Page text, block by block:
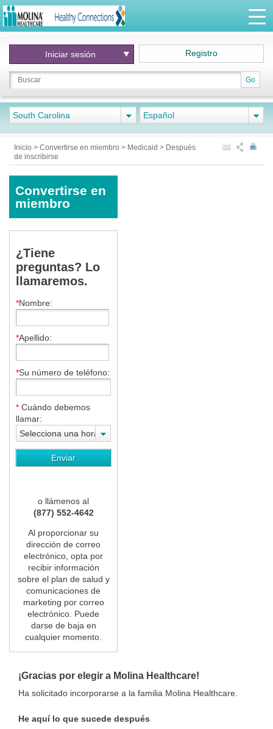
Go
Iniciar sesión Registro
South Carolina Español
Inicio > Convertirse en miembro > Medicaid > Después
de inscribirse
Convertirse en
miembro
¿Tiene
preguntas? Lo
llamaremos.
*Nombre:
*Apellido:
*Su número de teléfono:
* Cuándo debemos
llamar:
Selecciona una hora
o llámenos al
(877) 552-4642
Al proporcionar su
dirección de correo
electrónico, opta por
recibir información
sobre el plan de salud y
comunicaciones de
marketing por correo
electrónico. Puede
darse de baja en
cualquier momento.
¡Gracias por elegir a Molina Healthcare!
Ha solicitado incorporarse a la familia Molina Healthcare.
He aquí lo que sucede después